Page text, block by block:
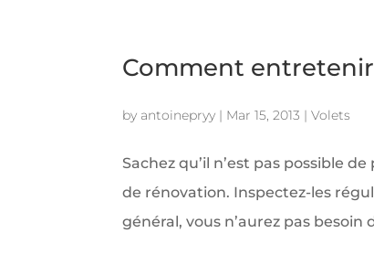
Comment
by antoinepryy | Mar 15, 2013 |Volets
Sachez qu’il n’est pas possible
de rénovation. Inspectez-les
général, vous n’aurez pas